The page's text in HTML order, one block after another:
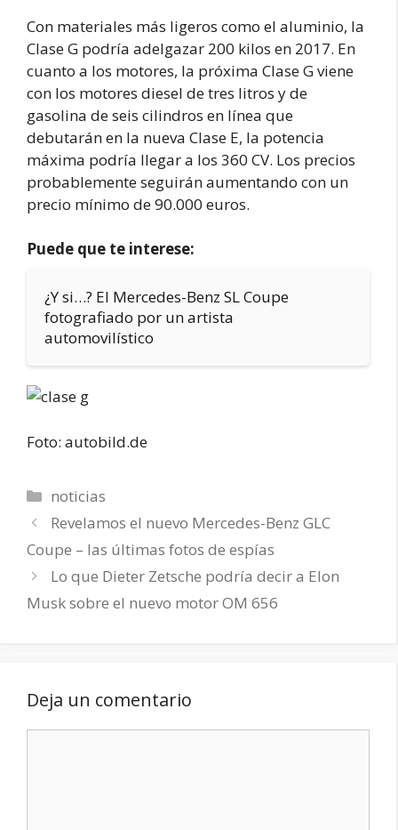
Con materiales más ligeros como el aluminio, la
Clase G podría adelgazar 200 kilos en 2017. En
cuanto a los motores, la próxima Clase G viene
con los motores diesel de tres litros y de
gasolina de seis cilindros en línea que
debutarán en la nueva Clase E, la potencia
máxima podría llegar a los 360 CV. Los precios
probablemente seguirán aumentando con un
precio mínimo de 90.000 euros.
Puede que te interese:
¿Y si…? El Mercedes-Benz SL Coupe
fotografiado por un artista
automovilístico
Foto: autobild.de
Categorías
noticias
Revelamos el nuevo Mercedes-Benz GLC
Coupe – las últimas fotos de espías
Lo que Dieter Zetsche podría decir a Elon
Musk sobre el nuevo motor OM 656
Deja un comentario